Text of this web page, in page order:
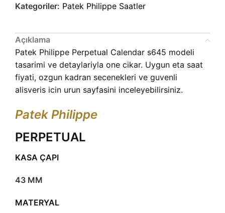
Kategoriler: Patek Philippe Saatler
Açıklama
Patek Philippe Perpetual Calendar s645 modeli
tasarimi ve detaylariyla one cikar. Uygun eta saat
fiyati, ozgun kadran secenekleri ve guvenli
alisveris icin urun sayfasini inceleyebilirsiniz.
Patek Philippe
PERPETUAL
KASA ÇAPI
43 MM
MATERYAL